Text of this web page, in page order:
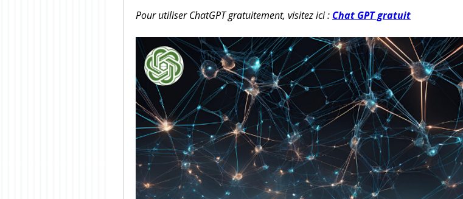
Pour utiliser ChatGPT gratuitement, visitez ici : Chat GPT gratuit